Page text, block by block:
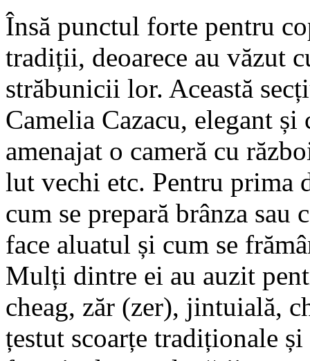
Însă punctul forte pentru
tradiții, deoarece au văzut
străbunicii lor. Această
Camelia Cazacu, elegant
amenajat o cameră cu
lut vechi etc. Pentru prima
cum se prepară brânza sau
face aluatul și cum se
Mulți dintre ei au auzit
cheag, zăr (zer), jintuială,
țestut scoarțe tradiționale